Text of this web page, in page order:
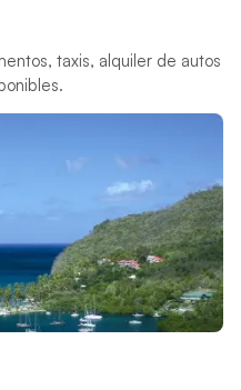
taxis, alquiler de autos